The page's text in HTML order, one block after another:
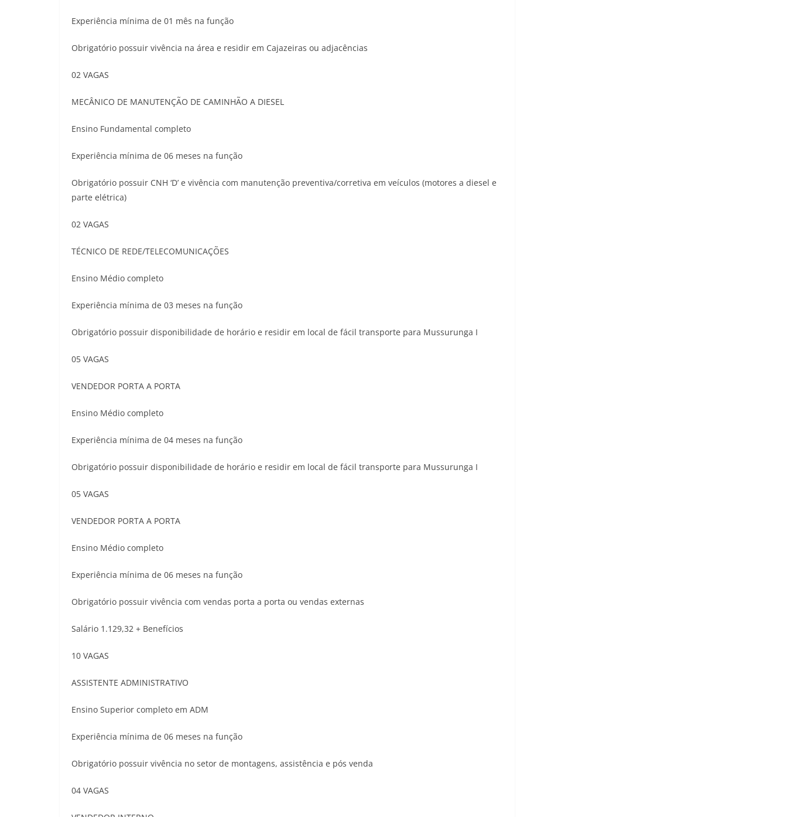
Experiência mínima de 01 mês na função
Obrigatório possuir vivência na área e residir em Cajazeiras ou adjacências
02 VAGAS
MECÂNICO DE MANUTENÇÃO DE CAMINHÃO A DIESEL
Ensino Fundamental completo
Experiência mínima de 06 meses na função
Obrigatório possuir CNH ‘D’ e vivência com manutenção preventiva/corretiva em veículos (motores a diesel e
parte elétrica)
02 VAGAS
TÉCNICO DE REDE/TELECOMUNICAÇÕES
Ensino Médio completo
Experiência mínima de 03 meses na função
Obrigatório possuir disponibilidade de horário e residir em local de fácil transporte para Mussurunga I
05 VAGAS
VENDEDOR PORTA A PORTA
Ensino Médio completo
Experiência mínima de 04 meses na função
Obrigatório possuir disponibilidade de horário e residir em local de fácil transporte para Mussurunga I
05 VAGAS
VENDEDOR PORTA A PORTA
Ensino Médio completo
Experiência mínima de 06 meses na função
Obrigatório possuir vivência com vendas porta a porta ou vendas externas
Salário 1.129,32 + Benefícios
10 VAGAS
ASSISTENTE ADMINISTRATIVO
Ensino Superior completo em ADM
Experiência mínima de 06 meses na função
Obrigatório possuir vivência no setor de montagens, assistência e pós venda
04 VAGAS